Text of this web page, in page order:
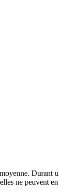
Durant
ne peuvent